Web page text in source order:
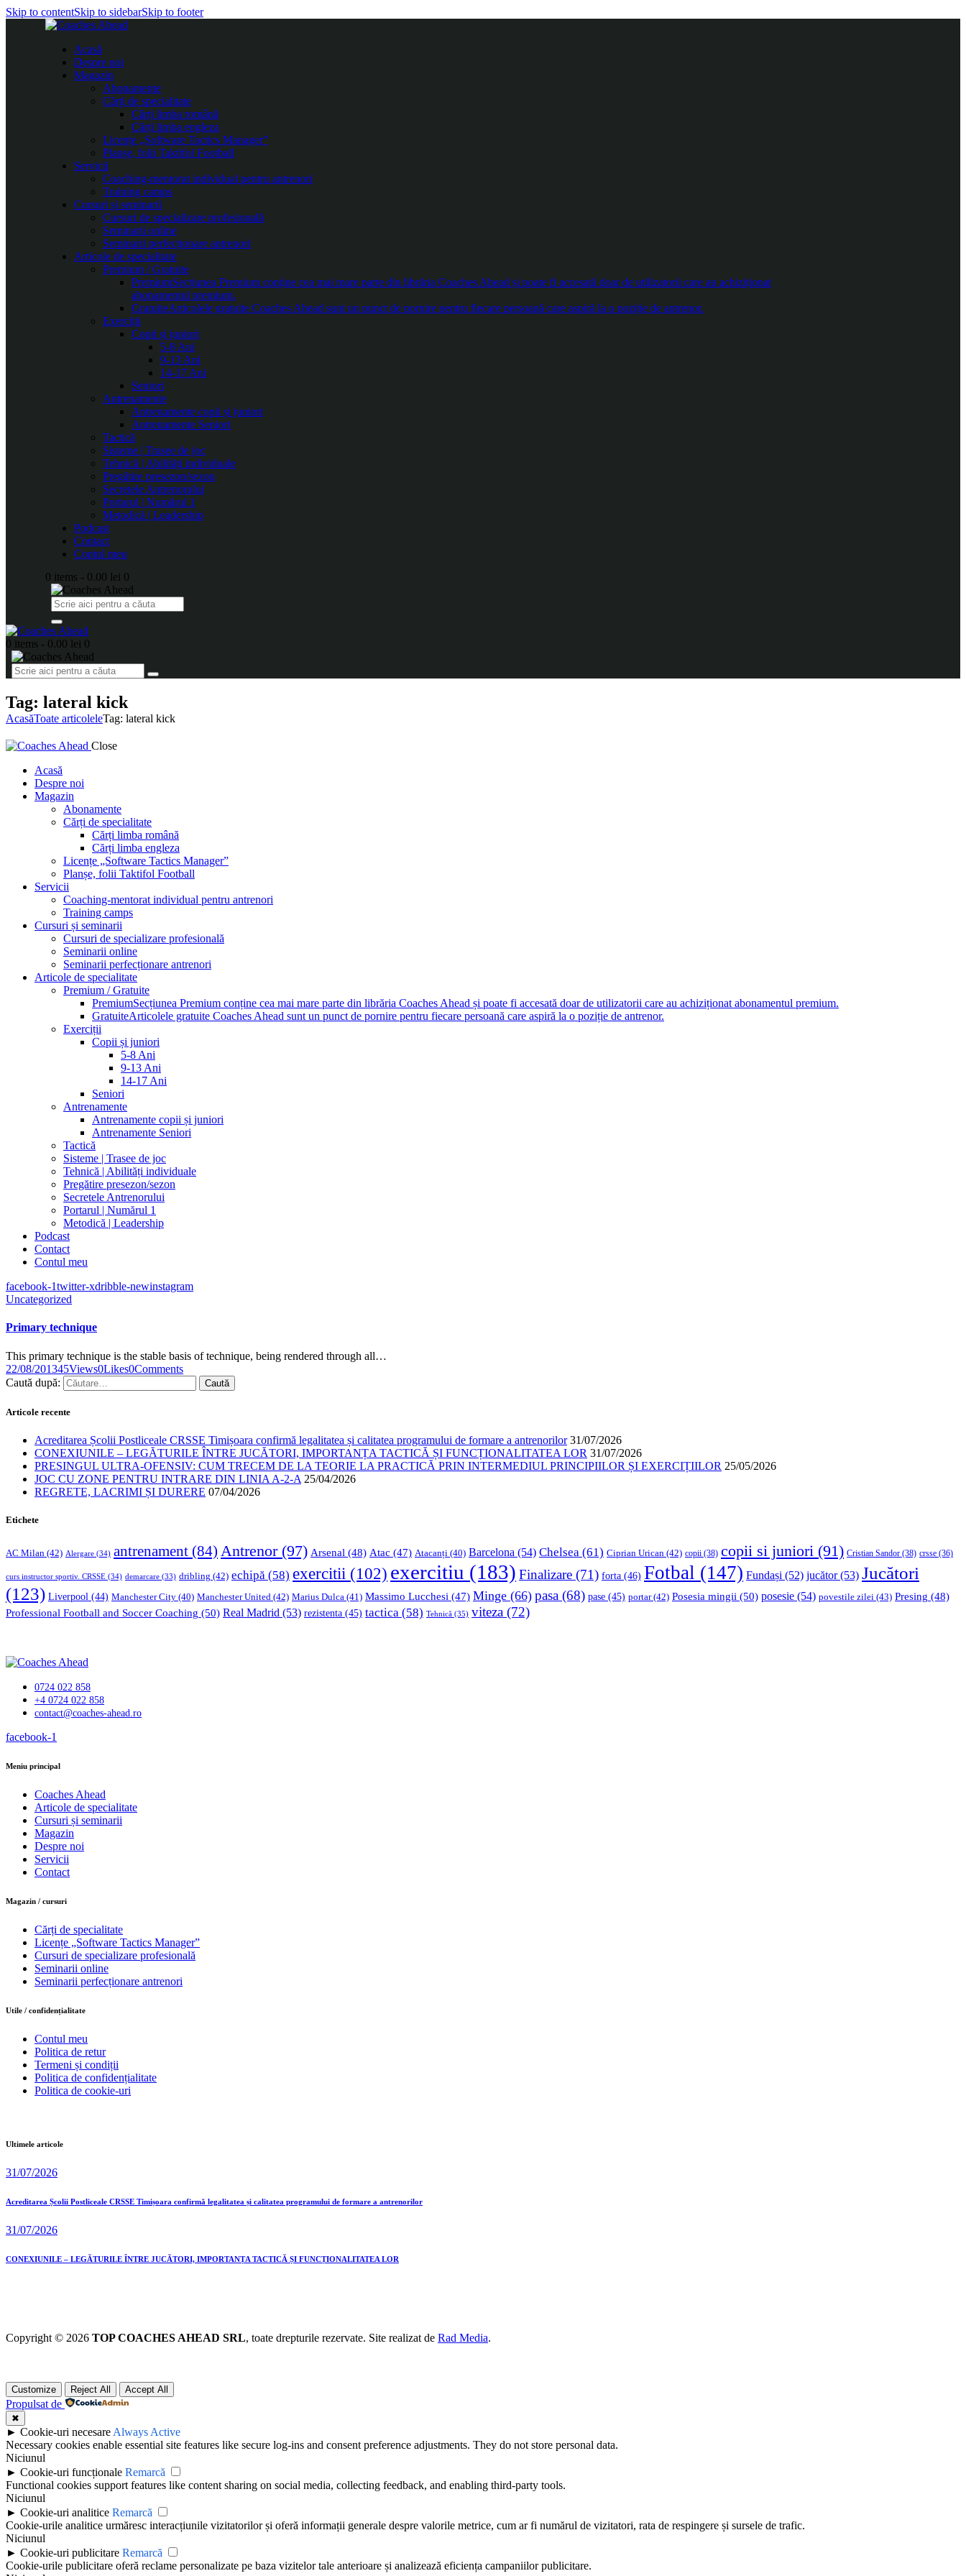
Skip to contentSkip to sidebarSkip to footer
Acasă
Despre noi
Magazin
Abonamente
Cărți de specialitate
Cărți limba română
Cărți limba engleza
Licențe „Software Tactics Manager”
Planșe, folii Taktifol Football
Servicii
Coaching-mentorat individual pentru antrenori
Training camps
Cursuri și seminarii
Cursuri de specializare profesională
Seminarii online
Seminarii perfecționare antrenori
Articole de specialitate
Premium / Gratuite
PremiumSecțiunea Premium conține cea mai mare parte din librăria Coaches Ahead și poate fi accesată doar de utilizatorii care au achiziționat
abonamentul premium.
GratuiteArticolele gratuite Coaches Ahead sunt un punct de pornire pentru fiecare persoană care aspiră la o poziție de antrenor.
Exerciții
Copii și juniori
5-8 Ani
9-13 Ani
14-17 Ani
Seniori
Antrenamente
Antrenamente copii și juniori
Antrenamente Seniori
Tactică
Sisteme | Trasee de joc
Tehnică | Abilități individuale
Pregătire presezon/sezon
Secretele Antrenorului
Portarul | Numărul 1
Metodică | Leadership
Podcast
Contact
Contul meu
0 items - 0.00 lei 0
0 items - 0.00 lei 0
Tag: lateral kick
AcasăToate articoleleTag: lateral kick
Close
Acasă
Despre noi
Magazin
Abonamente
Cărți de specialitate
Cărți limba română
Cărți limba engleza
Licențe „Software Tactics Manager”
Planșe, folii Taktifol Football
Servicii
Coaching-mentorat individual pentru antrenori
Training camps
Cursuri și seminarii
Cursuri de specializare profesională
Seminarii online
Seminarii perfecționare antrenori
Articole de specialitate
Premium / Gratuite
PremiumSecțiunea Premium conține cea mai mare parte din librăria Coaches Ahead și poate fi accesată doar de utilizatorii care au achiziționat abonamentul premium.
GratuiteArticolele gratuite Coaches Ahead sunt un punct de pornire pentru fiecare persoană care aspiră la o poziție de antrenor.
Exerciții
Copii și juniori
5-8 Ani
9-13 Ani
14-17 Ani
Seniori
Antrenamente
Antrenamente copii și juniori
Antrenamente Seniori
Tactică
Sisteme | Trasee de joc
Tehnică | Abilități individuale
Pregătire presezon/sezon
Secretele Antrenorului
Portarul | Numărul 1
Metodică | Leadership
Podcast
Contact
Contul meu
facebook-1twitter-xdribble-newinstagram
Uncategorized
Primary technique
This primary technique is the stable basis of technique, being rendered through all…
22/08/201345Views0Likes0Comments
Caută după:
Articole recente
Acreditarea Școlii Postliceale CRSSE Timișoara confirmă legalitatea și calitatea programului de formare a antrenorilor 31/07/2026
CONEXIUNILE – LEGĂTURILE ÎNTRE JUCĂTORI, IMPORTANȚA TACTICĂ ȘI FUNCȚIONALITATEA LOR 31/07/2026
PRESINGUL ULTRA-OFENSIV: CUM TRECEM DE LA TEORIE LA PRACTICĂ PRIN INTERMEDIUL PRINCIPIILOR ȘI EXERCIȚIILOR 25/05/2026
JOC CU ZONE PENTRU INTRARE DIN LINIA A-2-A 25/04/2026
REGRETE, LACRIMI ȘI DURERE 07/04/2026
Etichete
AC Milan (42) Alergare (34) antrenament (84) Antrenor(97) Arsenal (48) Atac (47) Atacanți (40) Barcelona (54) Chelsea (61) Ciprian Urican (42) copii (38) copii si juniori (91) Cristian Sandor (38) crsse (36)
curs instructor sportiv. CRSSE (34) demarcare (33) dribling (42) echipă (58) exercitii (102) exercitiu (183) Finalizare (71) forta (46) Fotbal (147) Fundași (52) jucător(53) Jucători
(123) Liverpool (44) Manchester City (40) Manchester United (42) Marius Dulca (41) Massimo Lucchesi (47) Minge (66) pasa (68) pase (45) portar(42) Posesia mingii (50) posesie (54) povestile zilei (43) Presing (48)
Professional Football and Soccer Coaching (50) Real Madrid (53) rezistenta (45) tactica (58) Tehnică (35) viteza (72)
0724 022 858
+4 0724 022 858
contact@coaches-ahead.ro
facebook-1
Meniu principal
Coaches Ahead
Articole de specialitate
Cursuri și seminarii
Magazin
Despre noi
Servicii
Contact
Magazin / cursuri
Cărți de specialitate
Licențe „Software Tactics Manager”
Cursuri de specializare profesională
Seminarii online
Seminarii perfecționare antrenori
Utile / confidențialitate
Contul meu
Politica de retur
Termeni și condiții
Politica de confidențialitate
Politica de cookie-uri
Ultimele articole
31/07/2026
Acreditarea Școlii Postliceale CRSSE Timișoara confirmă legalitatea și calitatea programului de formare a antrenorilor
31/07/2026
CONEXIUNILE – LEGĂTURILE ÎNTRE JUCĂTORI, IMPORTANȚA TACTICĂ ȘI FUNCȚIONALITATEA LOR
Copyright © 2026 TOP COACHES AHEAD SRL, toate drepturile rezervate. Site realizat de Rad Media.
Customize Reject All Accept All
Propulsat de
✖
► Cookie-uri necesare Always Active
Necessary cookies enable essential site features like secure log-ins and consent preference adjustments. They do not store personal data.
Niciunul
► Cookie-uri funcționale Remarcă
Functional cookies support features like content sharing on social media, collecting feedback, and enabling third-party tools.
Niciunul
► Cookie-uri analitice Remarcă
Cookie-urile analitice urmăresc interacțiunile vizitatorilor și oferă informații generale despre valorile metrice, cum ar fi numărul de vizitatori, rata de respingere și sursele de trafic.
Niciunul
► Cookie-uri publicitare Remarcă
Cookie-urile publicitare oferă reclame personalizate pe baza vizitelor tale anterioare și analizează eficiența campaniilor publicitare.